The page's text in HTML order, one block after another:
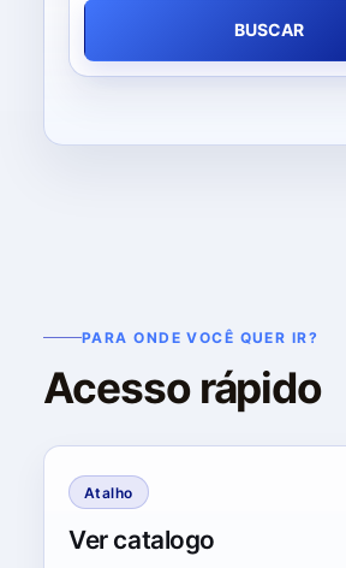
BUSCAR
PARA ONDE VOCÊ QUER IR?
Acesso rápido
Atalho
Ver catalogo